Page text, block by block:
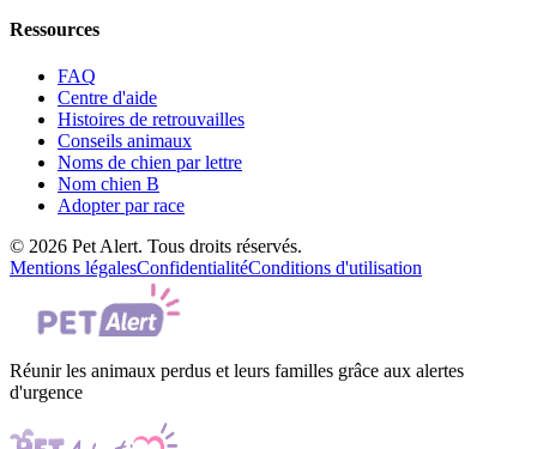
Ressources
FAQ
Centre d'aide
Histoires de retrouvailles
Conseils animaux
Noms de chien par lettre
Nom chien B
Adopter par race
© 2026 Pet Alert. Tous droits réservés.
Mentions légalesConfidentialitéConditions d'utilisation
Réunir les animaux perdus et leurs familles grâce aux alertes
d'urgence